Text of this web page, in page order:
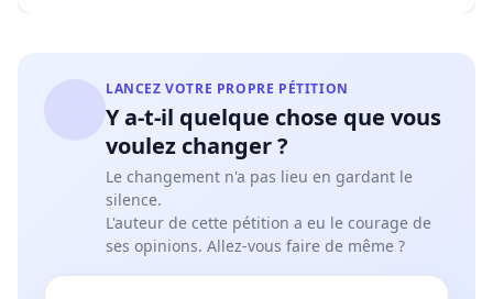
LANCEZ VOTRE PROPRE PÉTITION
Y a-t-il quelque chose que vous
voulez changer ?
Le changement n'a pas lieu en gardant le
silence.
L'auteur de cette pétition a eu le courage de
ses opinions. Allez-vous faire de même ?